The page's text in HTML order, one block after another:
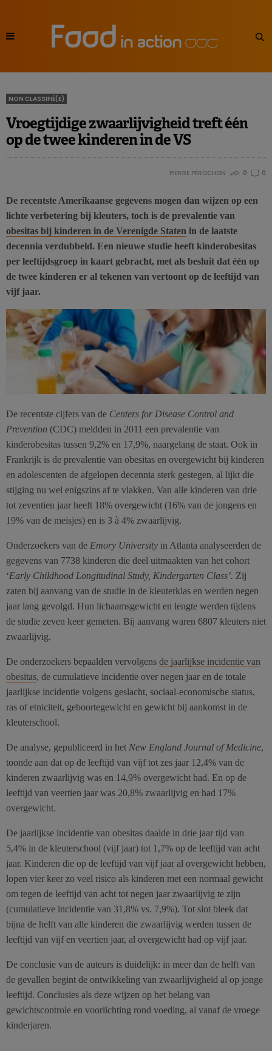
NON CLASSIFIÉ(E)
Vroegtijdige zwaarlijvigheid treft één
op de twee kinderen in de VS
PIERRE PÉROCHON 0 0
De recentste Amerikaanse gegevens mogen dan wijzen op een
lichte verbetering bij kleuters, toch is de prevalentie van
obesitas bij kinderen in de Verenigde Staten in de laatste
decennia verdubbeld. Een nieuwe studie heeft kinderobesitas
per leeftijdsgroep in kaart gebracht, met als besluit dat één op
de twee kinderen er al tekenen van vertoont op de leeftijd van
vijf jaar.
De recentste cijfers van de Centers for Disease Control and
Prevention (CDC) meldden in 2011 een prevalentie van
kinderobesitas tussen 9,2% en 17,9%, naargelang de staat. Ook in
Frankrijk is de prevalentie van obesitas en overgewicht bij kinderen
en adolescenten de afgelopen decennia sterk gestegen, al lijkt die
stijging nu wel enigszins af te vlakken. Van alle kinderen van drie
tot zeventien jaar heeft 18% overgewicht (16% van de jongens en
19% van de meisjes) en is 3 à 4% zwaarlijvig.
Onderzoekers van de Emory University in Atlanta analyseerden de
gegevens van 7738 kinderen die deel uitmaakten van het cohort
‘Early Childhood Longitudinal Study, Kindergarten Class’. Zij
zaten bij aanvang van de studie in de kleuterklas en werden negen
jaar lang gevolgd. Hun lichaamsgewicht en lengte werden tijdens
de studie zeven keer gemeten. Bij aanvang waren 6807 kleuters niet
zwaarlijvig.
De onderzoekers bepaalden vervolgens de jaarlijkse incidentie van
obesitas, de cumulatieve incidentie over negen jaar en de totale
jaarlijkse incidentie volgens geslacht, sociaal-economische status,
ras of etniciteit, geboortegewicht en gewicht bij aankomst in de
kleuterschool.
De analyse, gepubliceerd in het New England Journal of Medicine,
toonde aan dat op de leeftijd van vijf tot zes jaar 12,4% van de
kinderen zwaarlijvig was en 14,9% overgewicht had. En op de
leeftijd van veertien jaar was 20,8% zwaarlijvig en had 17%
overgewicht.
De jaarlijkse incidentie van obesitas daalde in drie jaar tijd van
5,4% in de kleuterschool (vijf jaar) tot 1,7% op de leeftijd van acht
jaar. Kinderen die op de leeftijd van vijf jaar al overgewicht hebben,
lopen vier keer zo veel risico als kinderen met een normaal gewicht
om tegen de leeftijd van acht tot negen jaar zwaarlijvig te zijn
(cumulatieve incidentie van 31,8% vs. 7,9%). Tot slot bleek dat
bijna de helft van alle kinderen die zwaarlijvig werden tussen de
leeftijd van vijf en veertien jaar, al overgewicht had op vijf jaar.
De conclusie van de auteurs is duidelijk: in meer dan de helft van
de gevallen begint de ontwikkeling van zwaarlijvigheid al op jonge
leeftijd. Conclusies als deze wijzen op het belang van
gewichtscontrole en voorlichting rond voeding, al vanaf de vroege
kinderjaren.